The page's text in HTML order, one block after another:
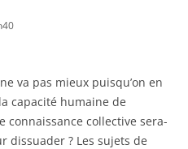
va pas mieux puisqu’on en
capacité humaine de
collective sera-
dissuader ? Les sujets de